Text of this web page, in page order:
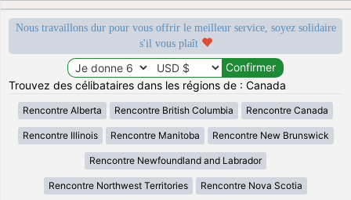
Nous travaillons dur pour vous offrir le meilleur service, soyez solidaire
s'il vous plaît
Trouvez des célibataires dans les régions de : Canada
Rencontre Alberta Rencontre British Columbia Rencontre Canada
Rencontre Illinois Rencontre Manitoba Rencontre New Brunswick
Rencontre Newfoundland and Labrador
Rencontre Northwest Territories Rencontre Nova Scotia